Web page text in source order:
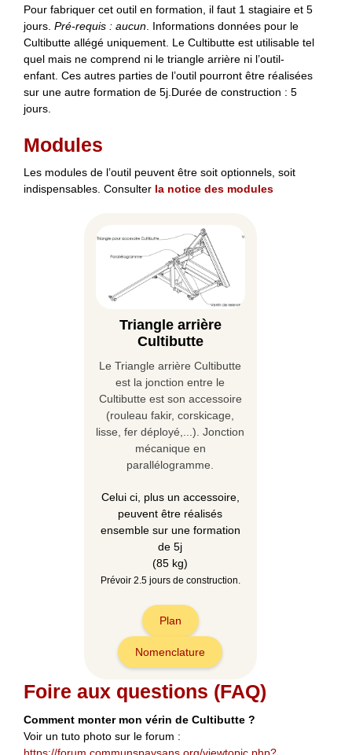
Pour fabriquer cet outil en formation, il faut 1 stagiaire et 5
jours. Pré-requis : aucun . Informations données pour le
Cultibutte allégé uniquement. Le Cultibutte est utilisable tel
quel mais ne comprend ni le triangle arrière ni l’outil-
enfant. Ces autres parties de l’outil pourront être réalisées
sur une autre formation de 5j.Durée de construction : 5
jours.
Modules
Les modules de l’outil peuvent être soit optionnels, soit
indispensables. Consulter la notice des modules
Triangle arrière
Cultibutte
Le Triangle arrière Cultibutte
est la jonction entre le
Cultibutte est son accessoire
(rouleau fakir, corskicage,
lisse, fer déployé,...). Jonction
mécanique en
parallélogramme.
Celui ci, plus un accessoire,
peuvent être réalisés
ensemble sur une formation
de 5j
(85 kg)
Prévoir 2.5 jours de construction.
Plan
Nomenclature
Foire aux questions (FAQ)
Comment monter mon vérin de Cultibutte ?
Voir un tuto photo sur le forum :